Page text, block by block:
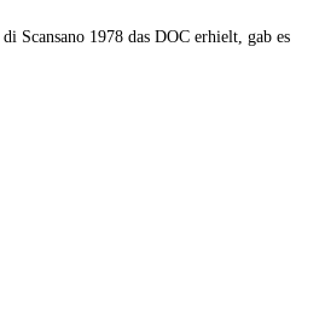
Scansano 1978 das DOC erhielt, gab es